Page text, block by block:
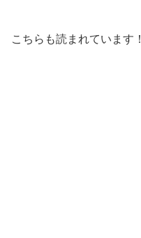
こちらも読まれています！